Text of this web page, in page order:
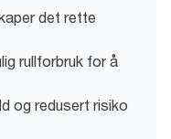
det rette
rullforbruk for å
og redusert risiko